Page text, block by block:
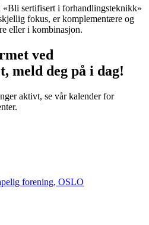
«Bli sertifisert i forhandlingsteknikk»
fokus, er komplementære og
eller i kombinasjon.
ved
meld deg på i dag!
aktivt, se vår kalender for
forening, OSLO